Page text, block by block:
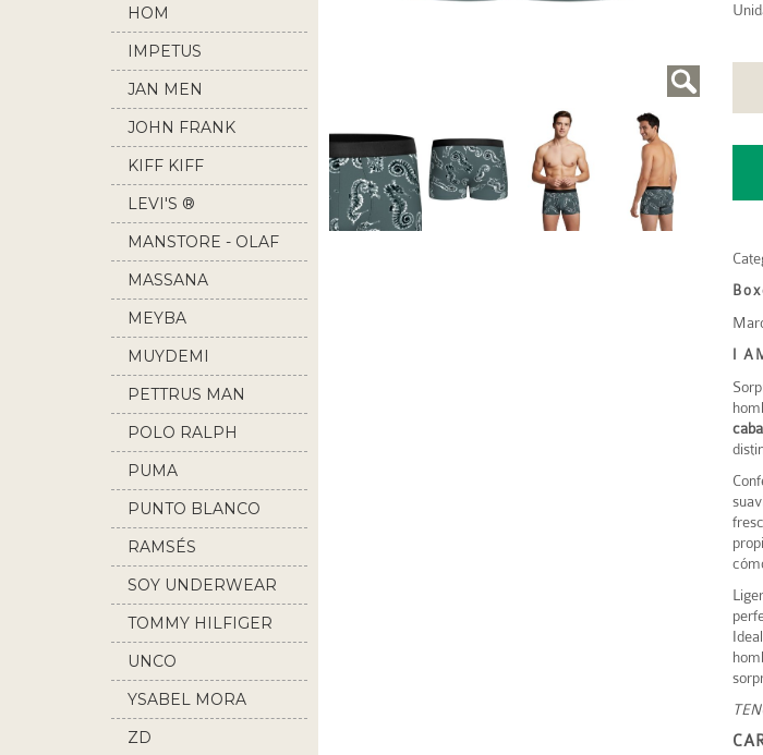
HOM
IMPETUS
JAN MEN
JOHN FRANK
KIFF KIFF
LEVI'S ®
MANSTORE - OLAF
BENZ
MASSANA
MEYBA
MUYDEMI
PETTRUS MAN
POLO RALPH
LAUREN
PUMA
PUNTO BLANCO
RAMSÉS
SOY UNDERWEAR
TOMMY HILFIGER
UNCO
YSABEL MORA
ZD
I